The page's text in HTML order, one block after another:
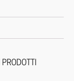
PRODOTTI